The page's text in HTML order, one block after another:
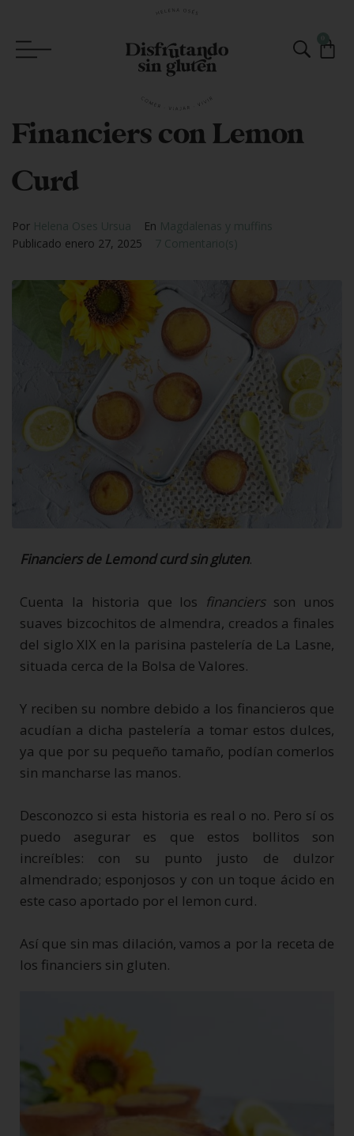
Financiers con Lemon
Curd
Por Helena Oses Ursua En Magdalenas y muffins
Publicado enero 27, 2025 7 Comentario(s)
Financiers de Lemond curd sin gluten.
Cuenta la historia que los financiersson unos
suaves bizcochitos de almendra, creados a finales
del siglo XIX en la parisina pastelería de La Lasne,
situada cerca de la Bolsa de Valores.
Y reciben su nombre debido a los financieros que
acudían a dicha pastelería a tomar estos dulces,
ya que por su pequeño tamaño, podían comerlos
sin mancharse las manos.
Desconozco si esta historia es real o no. Pero sí os
puedo asegurar es que estos bollitos son
increíbles: con su punto justo de dulzor
almendrado; esponjosos y con un toque ácido en
este caso aportado por el lemon curd.
Así que sin mas dilación, vamos a por la receta de
los financiers sin gluten.